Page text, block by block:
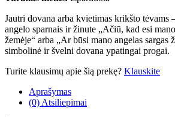
Jautri dovana arba kvietimas krikšto tėvams
angelo sparnais ir žinute „Ačiū, kad esi
žemėje“ arba „Ar būsi mano angelas sargas
simbolinė ir švelni dovana ypatingai progai.
Turite klausimų apie šią prekę? Klauskite
Aprašymas
(0) Atsiliepimai